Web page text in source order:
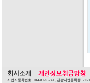
사업자등록번호: 104-81-85241, 관광사업등록증: